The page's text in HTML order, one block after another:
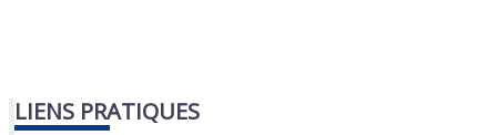
LIENS PRATIQUES